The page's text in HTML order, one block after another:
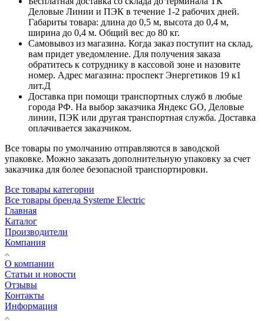
Деловые Линии и ПЭК в течение 1-2 рабочих дней.
Габариты товара: длина до 0,5 м, высота до 0,4 м,
ширина до 0,4 м. Общий вес до 80 кг.
Самовывоз из магазина. Когда заказ поступит на склад,
вам придет уведомление. Для получения заказа
обратитесь к сотруднику в кассовой зоне и назовите
номер. Адрес магазина: проспект Энергетиков 19 к1
лит.Д
Доставка при помощи транспортных служб в любые
города РФ. На выбор заказчика Яндекс GO, Деловые
линии, ПЭК или другая транспортная служба. Доставка
оплачивается заказчиком.
Все товары по умолчанию отправляются в заводской
упаковке. Можно заказать дополнительную упаковку за счет
заказчика для более безопасной транспортировки.
Все товары категории
Все товары бренда Systeme Electric
Главная
Каталог
Производители
Компания
О компании
Статьи и новости
Отзывы
Контакты
Информация